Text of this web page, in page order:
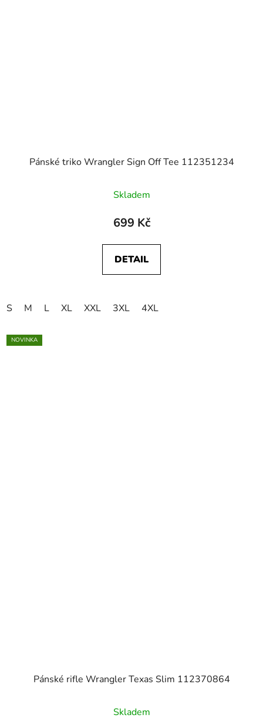
Pánské triko Wrangler Sign Off Tee 112351234
Skladem
699 Kč
DETAIL
S M L XL XXL 3XL 4XL
NOVINKA
Pánské rifle Wrangler Texas Slim 112370864
Skladem